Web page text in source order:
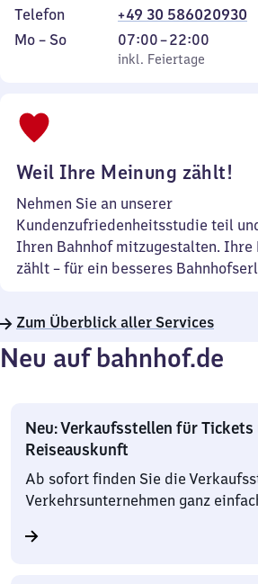
Telefon
+49 30 586020930
Montag
Mo – So,
inkl. Feiertage
07:00–22:00
Von
7
inkl. Feiertage
Weil Ihre Meinung zählt!
Nehmen Sie an unserer
Kundenzufriedenheitsstudie teil
Ihren Bahnhof mitzugestalten. Ihre
zählt – für ein besseres
Zum Überblick aller Services
Neu auf bahnhof.de
Neu: Verkaufsstellen für Tickets
Reiseauskunft
Ab sofort finden Sie die
Verkehrsunternehmen ganz